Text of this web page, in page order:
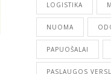
LOGISTIKA
NUOMA
PAPUOŠALAI
PASLAUGOS